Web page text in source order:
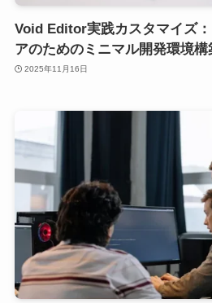
Void Editor実践カスタマイズ
アのためのミニマル開発環境構
2025年11月16日